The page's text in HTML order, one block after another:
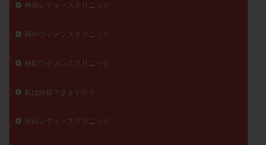
神谷レディースクリニック
福井ウィメンズクリニック
福田ウイメンズクリニック
私は妊娠できますか？
秋山レディースクリニック